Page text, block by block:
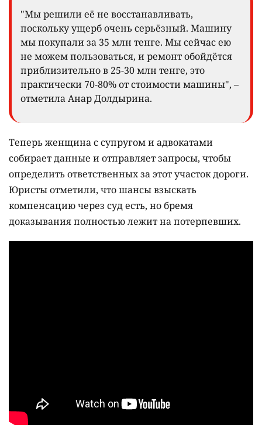
"Мы решили её не восстанавливать,
поскольку ущерб очень серьёзный. Машину
мы покупали за 35 млн тенге. Мы сейчас ею
не можем пользоваться, и ремонт обойдётся
приблизительно в 25-30 млн тенге, это
практически 70-80% от стоимости машины", –
отметила Анар Долдырина.
Теперь женщина с супругом и адвокатами
собирает данные и отправляет запросы, чтобы
определить ответственных за этот участок дороги.
Юристы отметили, что шансы взыскать
компенсацию через суд есть, но бремя
доказывания полностью лежит на потерпевших.